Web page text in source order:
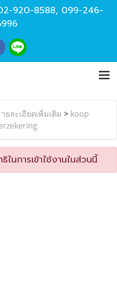
920-8588, 099-246-
ยละเอียดเพิ่มเติม > koop
นการเข้าใช้งานในส่วนนี้